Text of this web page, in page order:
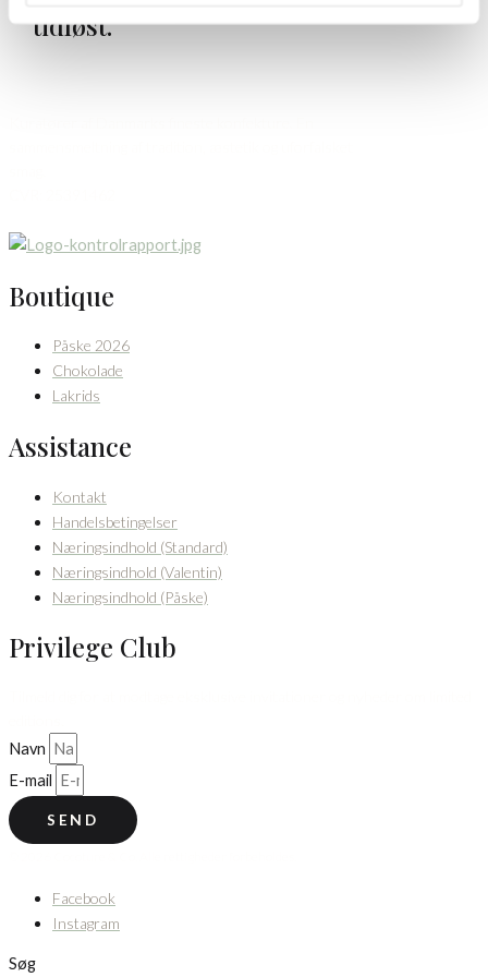
tidløst.
Boutique
Påske 2026
Chokolade
Lakrids
Assistance
Kontakt
Handelsbetingelser
Næringsindhold (Standard)
Næringsindhold (Valentin)
Næringsindhold (Påske)
Privilege Club
Navn
E-mail
SEND
Facebook
Instagram
Søg